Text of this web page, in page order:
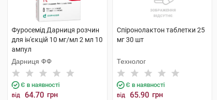
Фуросемід Дарниця розчин
для ін'єкцій 10 мг/мл 2 мл 10
ампул
Дарниця ФФ
Є в наявності
від 64.70 грн
Спіронолактон таблетки 25
мг 30 шт
Технолог
Є в наявності
від 65.90 грн